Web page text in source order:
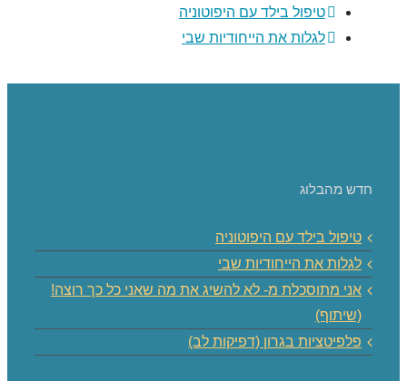
טיפול בילד עם היפוטוניה
לגלות את הייחודיות שבי
חדש מהבלוג
טיפול בילד עם היפוטוניה
לגלות את הייחודיות שבי
אני מתוסכלת מ- לא להשיג את מה שאני כל כך רוצה!
(שיתוף)
פלפיטציות בגרון (דפיקות לב)